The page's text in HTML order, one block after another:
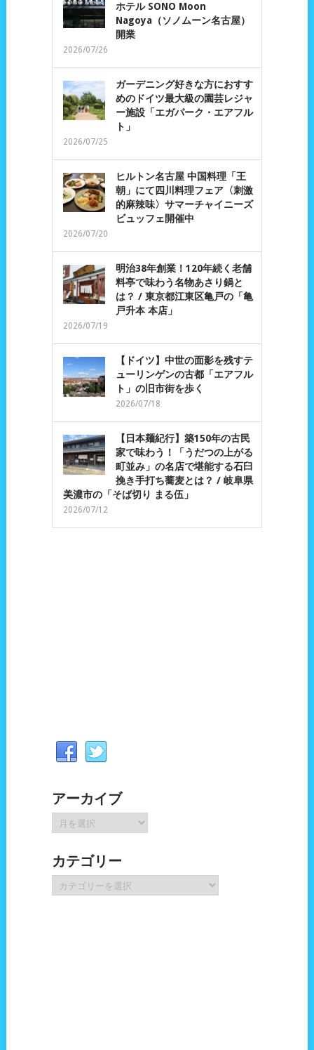
ホテル SONO Moon
Nagoya（ソノムーン名古屋）
開業
2026/07/26
ガーデニング好きな方におすす
めのドイツ最大級の園芸レジャ
ー施設「エガパーク・エアフル
ト」
2026/07/25
ヒルトン名古屋 中国料理「王
朝」にて四川料理フェア〈刺激
的麻辣味〉サマーチャイニーズ
ビュッフェ開催中
2026/07/20
明治38年創業！120年続く老舗
料亭で味わう名物あさり鍋と
は？ / 東京都江東区亀戸の「亀
戸升本 本店」
2026/07/19
【ドイツ】中世の面影を残すテ
ューリンゲンの古都「エアフル
ト」の旧市街を歩く
2026/07/18
【日本麺紀行】築150年の古民
家で味わう！「うだつの上がる
町並み」の名店で堪能する石臼
挽き手打ち蕎麦とは？ / 岐阜県
美濃市の「そば切り まる伍」
2026/07/12
アーカイブ
ー
イ
ブ
カテゴリー
テ